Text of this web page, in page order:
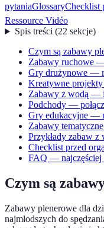
pytaniaGlossaryChecklist
Ressource Vidéo
Spis treści(22 sekcje)
Czym są zabawy
Zabawy ruchowe
Gry drużynowe —
Kreatywne
Zabawy z wodą —
Podchody —
Gry edukacyjne —
Zabawy
Przykłady zabaw z
Checklist przed
FAQ — najczęściej
Czym są
Zabawy plenerowe dla
najmłodszych do